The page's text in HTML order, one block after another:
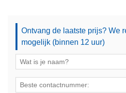
Ontvang de laatste prijs? We
mogelijk (binnen 12 uur)